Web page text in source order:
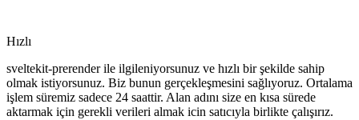
Hızlı
sveltekit-prerender ile ilgileniyorsunuz ve hızlı bir şekilde sahip
olmak istiyorsunuz. Biz bunun gerçekleşmesini sağlıyoruz. Ortalama
işlem süremiz sadece 24 saattir. Alan adını size en kısa sürede
aktarmak için gerekli verileri almak icin satıcıyla birlikte çalışırız.